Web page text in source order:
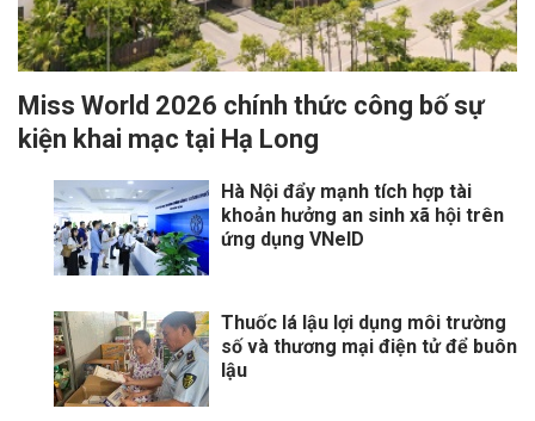
Miss World 2026 chính thức công bố sự
kiện khai mạc tại Hạ Long
Hà Nội đẩy mạnh tích hợp tài
khoản hưởng an sinh xã hội trên
ứng dụng VNeID
Thuốc lá lậu lợi dụng môi trường
số và thương mại điện tử để buôn
lậu